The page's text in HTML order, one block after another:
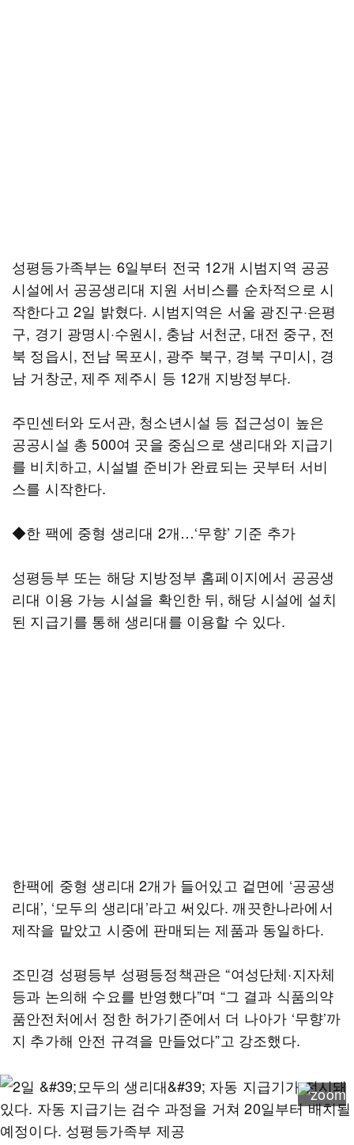
성평등가족부는 6일부터 전국 12개 시범지역 공공
시설에서 공공생리대 지원 서비스를 순차적으로 시
작한다고 2일 밝혔다. 시범지역은 서울 광진구·은평
구, 경기 광명시·수원시, 충남 서천군, 대전 중구, 전
북 정읍시, 전남 목포시, 광주 북구, 경북 구미시, 경
남 거창군, 제주 제주시 등 12개 지방정부다.
주민센터와 도서관, 청소년시설 등 접근성이 높은
공공시설 총 500여 곳을 중심으로 생리대와 지급기
를 비치하고, 시설별 준비가 완료되는 곳부터 서비
스를 시작한다.
◆한 팩에 중형 생리대 2개…‘무향’ 기준 추가
성평등부 또는 해당 지방정부 홈페이지에서 공공생
리대 이용 가능 시설을 확인한 뒤, 해당 시설에 설치
된 지급기를 통해 생리대를 이용할 수 있다.
한팩에 중형 생리대 2개가 들어있고 겉면에 ‘공공생
리대’, ‘모두의 생리대’라고 써있다. 깨끗한나라에서
제작을 맡았고 시중에 판매되는 제품과 동일하다.
조민경 성평등부 성평등정책관은 “여성단체·지자체
등과 논의해 수요를 반영했다”며 “그 결과 식품의약
품안전처에서 정한 허가기준에서 더 나아가 ‘무향’까
지 추가해 안전 규격을 만들었다”고 강조했다.